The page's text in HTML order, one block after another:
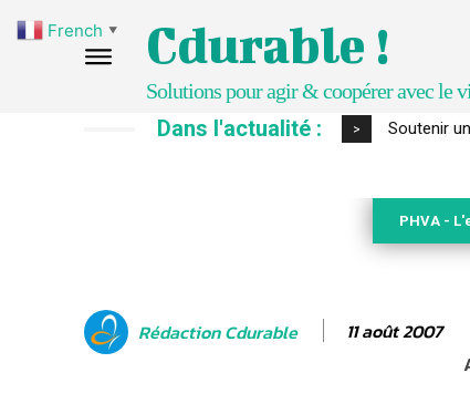
Cdurable !
Solutions pour agir & coopérer avec le
Dans l'actualité : > S’inspirer
PHVA -
Rédaction Cdurable 11 août 2007
French ▼